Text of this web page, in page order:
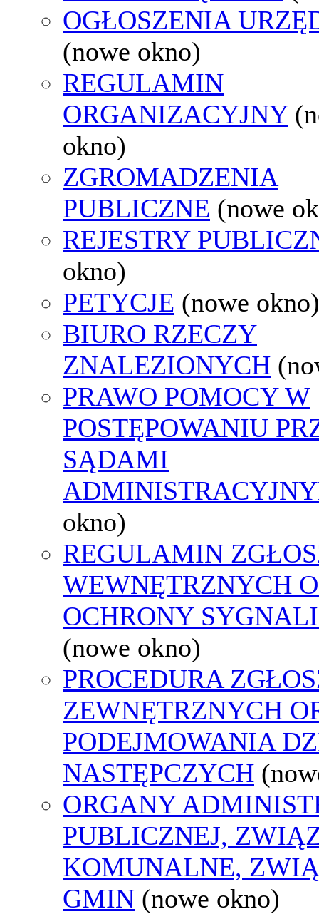
OGŁOSZENIA
(nowe okno)
REGULAMIN
ORGANIZACYJNY
okno)
ZGROMADZENIA
PUBLICZNE (nowe
REJESTRY
okno)
PETYCJE (nowe okno)
BIURO RZECZY
ZNALEZIONYCH
PRAWO POMOCY W
POSTĘPOWANIU
SĄDAMI
okno)
REGULAMIN
WEWNĘTRZNYCH
OCHRONY
(nowe okno)
PROCEDURA
ZEWNĘTRZNYCH
PODEJMOWANIA
NASTĘPCZYCH
ORGANY
PUBLICZNEJ,
KOMUNALNE,
GMIN (nowe okno)